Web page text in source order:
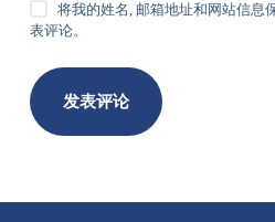
将我的姓名, 邮箱地址和网站信息
表评论。
发表评论